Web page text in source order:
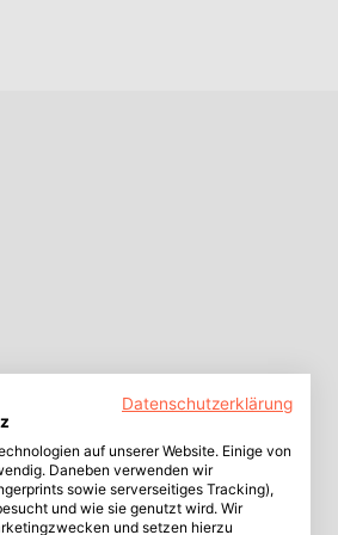
Datenschutzerklärung
auf unserer Website. Einige von
Daneben verwenden wir
sowie serverseitiges Tracking),
und wie sie genutzt wird. Wir
und setzen hierzu